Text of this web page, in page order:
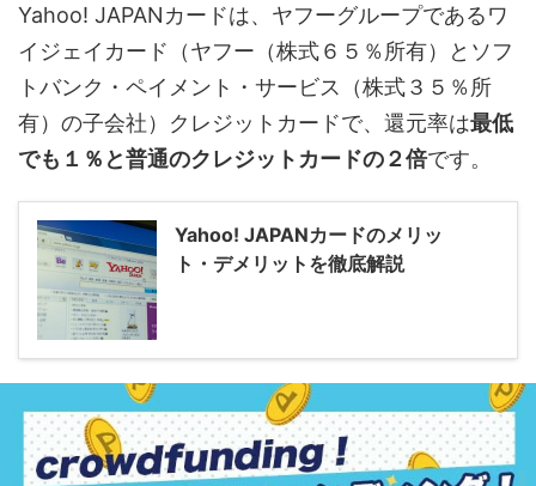
Yahoo! JAPANカードは、ヤフーグループであるワ
イジェイカード（ヤフー（株式６５％所有）とソフ
トバンク・ペイメント・サービス（株式３５％所
有）の子会社）クレジットカードで、還元率は最低
でも１％と普通のクレジットカードの２倍です。
Yahoo! JAPANカードのメリッ
ト・デメリットを徹底解説